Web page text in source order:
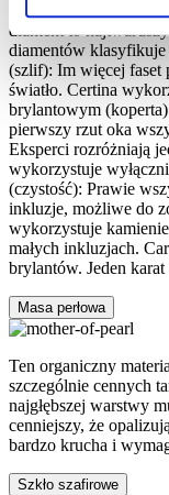
Uważany za
diament to
diamentów klasyfikuje
(szlif): Im więcej faset
światło. Certina
brylantowym
pierwszy rzut oka
Eksperci rozróżniają
wykorzystuje
(czystość): Prawie
inkluzje, możliwe do
wykorzystuje
małych inkluzjach.
brylantów. Jeden
Masa perłowa
Ten organiczny
szczególnie cennych
najgłębszej warstwy
cenniejszy, że
bardzo krucha i
Szkło szafirowe